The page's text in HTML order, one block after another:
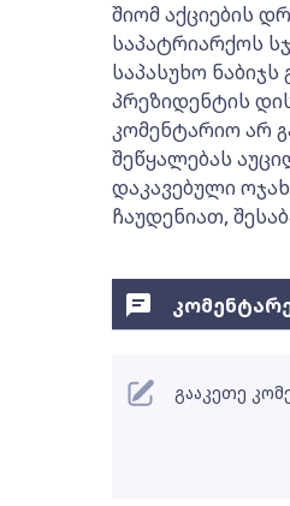
შიომ აქციების
საპატრიარქოს
საპასუხო
პრეზიდენტის
კომენტარიო არ
შეწყალებას
დაკავებული
ჩაუდენიათ,
გააკეთე